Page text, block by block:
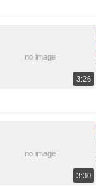
no image
3:26
no image
3:30